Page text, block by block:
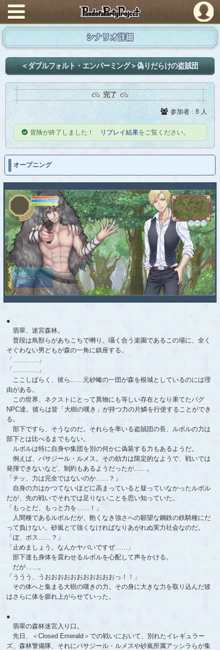
PandoraPartyProject
シナリオ詳細
＜ダブルフォルト・エンバーミング＞偽りだらけの盗賊団
完了
参加者 : 8 人
冒険が終了しました！ リプレイ結果をご覧ください。
オープニング
●
翡翠、迷宮森林。
普段は鳥獣らがあちこちで囀り、囁く合う楽園であるこの場に、全く
そぐわない男どもが森の一角に鎮座する。
「…………」
「…………」
ここしばらく、彼ら……元砂蠍の一団が森を根城としているのには理
由がある。
この世界、ネクストにとって異物にも等しい存在となり果てたバグ
NPC達。彼らは皆「大樹の嘆き」が持つ力の片鱗を行使することができ
る。
部下ですら、そうなのだ。それらを率いる盗賊団の長、ルボルの力は
部下とは比べるまでもない。
ルボルは特に自身や集団を別の何かに偽装する力もあるようだ。
例えば、パサジール・ルメス。その効力は限定的なようで、戦いでは
発揮できないなど、制約もあるようだったが……。
「チッ、力は完全ではないのか……？」
自身の力はかつてないほどに高まっていると疑っていなかったルボル
だが、先の戦いでそれでは足りないことを思い知っていた。
「もっとだ、もっと力を……！」
人間種であるルボルだが、飽くなき強さへの願望な鋼鉄の鉄騎種にだ
って負けない。砂嵐とて強くなければなりあがれぬ実力社会なのだ。
「ぼ、ボス……？」
「止めましょう。なんかヤバいですぜ……」
部下達も身体を震わせるルボルを心配して声をかける。
だが……。
「ううう、うおおおおおおおおおおおっ！！」
その体へと集まる大樹の嘆きの力。その身に大きな力を取り込んだ彼
はさらに体を膨れ上がらせていった。
●
翡翠の森林迷宮入り口。
先日、＜Closed Emerald＞での戦いにおいて、別れたイレギュラー
ズ、森林警備隊、それにパサジール・ルメスや砂嵐所属アッシラらが集